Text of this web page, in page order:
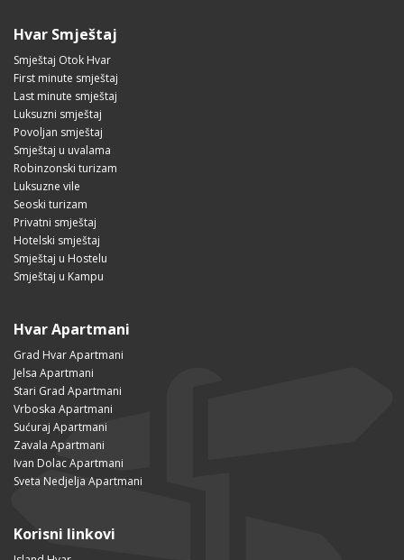
Hvar Smještaj
Smještaj Otok Hvar
First minute smještaj
Last minute smještaj
Luksuzni smještaj
Povoljan smještaj
Smještaj u uvalama
Robinzonski turizam
Luksuzne vile
Seoski turizam
Privatni smještaj
Hotelski smještaj
Smještaj u Hostelu
Smještaj u Kampu
Hvar Apartmani
Grad Hvar Apartmani
Jelsa Apartmani
Stari Grad Apartmani
Vrboska Apartmani
Sućuraj Apartmani
Zavala Apartmani
Ivan Dolac Apartmani
Sveta Nedjelja Apartmani
Korisni linkovi